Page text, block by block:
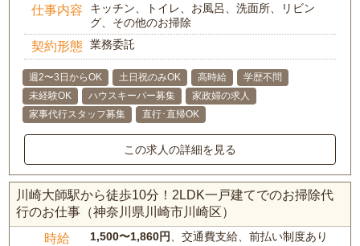
仕事内容
キッチン、トイレ、お風呂、洗面所、リビン
グ、その他のお掃除
契約形態 業務委託
週2〜3日からOK 土日祝のみOK 高時給
学歴不問
未経験OK
ハウスキーパー募集
家政婦の求人
家事代行スタッフ募集
直行･直帰OK
この求人の詳細を見る
川崎大師駅から徒歩10分！2LDK一戸建てでのお掃除代
行のお仕事（神奈川県川崎市川崎区）
時給 1,500〜1,860円 、交通費支給、前払い制度あり